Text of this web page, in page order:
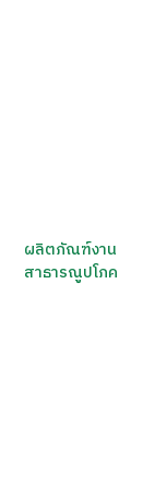
ผลิตภัณฑ์งาน
สาธารณูปโภค